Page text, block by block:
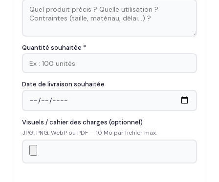
Quantité souhaitée *
Date de livraison souhaitée
Visuels / cahier des charges (optionnel)
JPG, PNG, WebP ou PDF — 10 Mo par fichier max.